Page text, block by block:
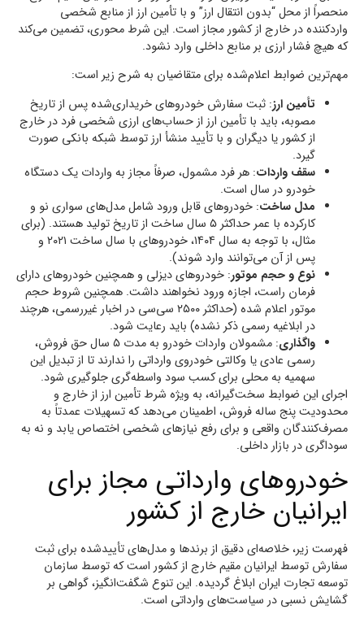
منحصراً از محل “بدون انتقال ارز” و با تأمین ارز از منابع شخصی
واردکننده در خارج از کشور مجاز است. این شرط محوری، تضمین می‌کند
که هیچ فشار ارزی بر منابع داخلی وارد نشود.
مهم‌ترین ضوابط اعلام‌شده برای متقاضیان به شرح زیر است:
تأمین ارز: ثبت سفارش خودروهای خریداری‌شده پس از تاریخ
مصوبه، باید با تأمین ارز از حساب‌های ارزی شخصی فرد در خارج
از کشور یا دیگران و با تأیید منشأ ارز توسط شبکه بانکی صورت
گیرد.
سقف واردات: هر فرد مشمول، صرفاً مجاز به واردات یک دستگاه
خودرو در سال است.
مدل ساخت: خودروهای قابل ورود شامل مدل‌های سواری نو و
کارکرده با عمر حداکثر ۵ سال ساخت از تاریخ تولید هستند. (برای
مثال، با توجه به سال ۱۴۰۴، خودروهای با سال ساخت ۲۰۲۱ و
پس از آن می‌توانند وارد شوند).
نوع و حجم موتور: خودروهای دیزلی و همچنین خودروهای دارای
فرمان راست، اجازه ورود نخواهند داشت. همچنین شروط حجم
موتور اعلام شده (حداکثر ۲۵۰۰ سی‌سی در اخبار غیررسمی، هرچند
در ابلاغیه رسمی ذکر نشده) باید رعایت شود.
واگذاری
: مشمولان واردات خودرو به مدت ۵ سال حق فروش،
رسمی عادی یا وکالتی خودروی وارداتی را ندارند تا از تبدیل این
سهمیه به محلی برای کسب سود واسطه‌گری جلوگیری شود.
اجرای این ضوابط سخت‌گیرانه، به ویژه شرط تأمین ارز از خارج و
محدودیت پنج ساله فروش، اطمینان می‌دهد که تسهیلات عمدتاً به
مصرف‌کنندگان واقعی و برای رفع نیازهای شخصی اختصاص یابد و نه به
سوداگری در بازار داخلی.
خودروهای وارداتی مجاز برای
ایرانیان خارج‌ از کشور
فهرست زیر، خلاصه‌ای دقیق از برندها و مدل‌های تأییدشده برای ثبت
سفارش توسط ایرانیان مقیم خارج از کشور است که توسط سازمان
توسعه تجارت ایران ابلاغ گردیده. این تنوع شگفت‌انگیز، گواهی بر
گشایش نسبی در سیاست‌های وارداتی است.